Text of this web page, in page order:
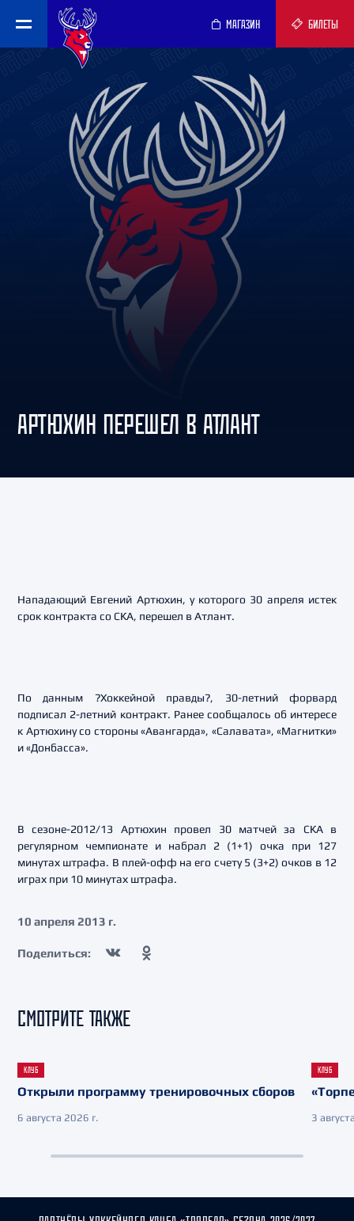
МАГАЗИН БИЛЕТЫ
АРТЮХИН ПЕРЕШЕЛ В АТЛАНТ
Нападающий Евгений Артюхин, у которого 30 апреля истек
срок контракта со СКА, перешел в Атлант.
По данным ?Хоккейной правды?, 30-летний форвард
подписал 2-летний контракт. Ранее сообщалось об интересе
к Артюхину со стороны «Авангарда», «Салавата», «Магнитки»
и «Донбасса».
В сезоне-2012/13 Артюхин провел 30 матчей за СКА в
регулярном чемпионате и набрал 2 (1+1) очка при 127
минутах штрафа. В плей-офф на его счету 5 (3+2) очков в 12
играх при 10 минутах штрафа.
10 апреля 2013 г.
Поделиться:
СМОТРИТЕ ТАКЖЕ
КЛУБ
Открыли программу тренировочных сборов
6 августа 2026 г.
КЛУБ
3